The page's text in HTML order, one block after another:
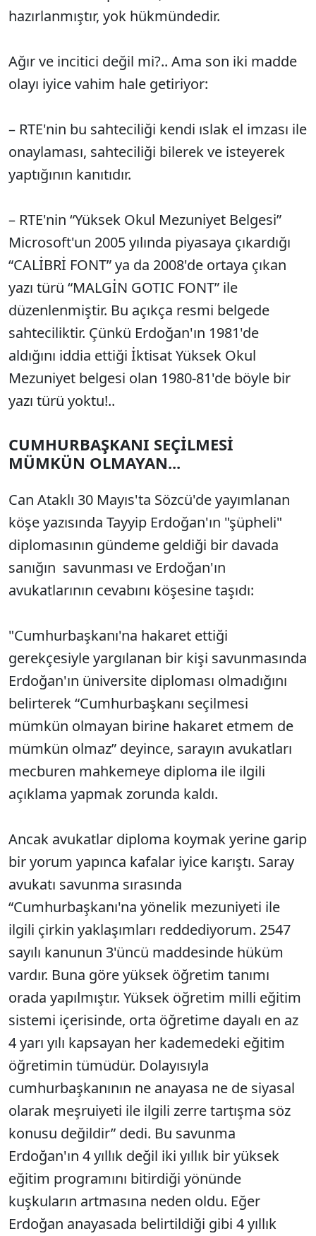
hazırlanmıştır, yok hükmündedir.
Ağır ve incitici değil mi?.. Ama son iki madde
olayı iyice vahim hale getiriyor:
– RTE'nin bu sahteciliği kendi ıslak el imzası ile
onaylaması, sahteciliği bilerek ve isteyerek
yaptığının kanıtıdır.
– RTE'nin “Yüksek Okul Mezuniyet Belgesi”
Microsoft'un 2005 yılında piyasaya çıkardığı
“CALİBRİ FONT” ya da 2008'de ortaya çıkan
yazı türü “MALGİN GOTIC FONT” ile
düzenlenmiştir. Bu açıkça resmi belgede
sahteciliktir. Çünkü Erdoğan'ın 1981'de
aldığını iddia ettiği İktisat Yüksek Okul
Mezuniyet belgesi olan 1980-81'de böyle bir
yazı türü yoktu!..
CUMHURBAŞKANI SEÇİLMESİ
MÜMKÜN OLMAYAN...
Can Ataklı 30 Mayıs'ta Sözcü'de yayımlanan
köşe yazısında Tayyip Erdoğan'ın "şüpheli"
diplomasının gündeme geldiği bir davada
sanığın savunması ve Erdoğan'ın
avukatlarının cevabını köşesine taşıdı:
"Cumhurbaşkanı'na hakaret ettiği
gerekçesiyle yargılanan bir kişi savunmasında
Erdoğan'ın üniversite diploması olmadığını
belirterek “Cumhurbaşkanı seçilmesi
mümkün olmayan birine hakaret etmem de
mümkün olmaz” deyince, sarayın avukatları
mecburen mahkemeye diploma ile ilgili
açıklama yapmak zorunda kaldı.
Ancak avukatlar diploma koymak yerine garip
bir yorum yapınca kafalar iyice karıştı. Saray
avukatı savunma sırasında
“Cumhurbaşkanı'na yönelik mezuniyeti ile
ilgili çirkin yaklaşımları reddediyorum. 2547
sayılı kanunun 3'üncü maddesinde hüküm
vardır. Buna göre yüksek öğretim tanımı
orada yapılmıştır. Yüksek öğretim milli eğitim
sistemi içerisinde, orta öğretime dayalı en az
4 yarı yılı kapsayan her kademedeki eğitim
öğretimin tümüdür. Dolayısıyla
cumhurbaşkanının ne anayasa ne de siyasal
olarak meşruiyeti ile ilgili zerre tartışma söz
konusu değildir” dedi. Bu savunma
Erdoğan'ın 4 yıllık değil iki yıllık bir yüksek
eğitim programını bitirdiği yönünde
kuşkuların artmasına neden oldu. Eğer
Erdoğan anayasada belirtildiği gibi 4 yıllık